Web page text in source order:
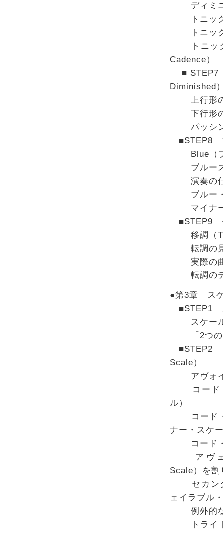
ディミニ
トニック
トニック
トニック
Cadence）
■STEP7
Diminished
上行形の
下行形の
パッシン
■STEP8
Blue（ブ
ブルー
演奏の仕
ブルー・
マイナー
■STEP9
移調（
転調の見
実際の曲
転調のテ
●第3章 ス
■STEP1
スケール
「2つのス
■STEP2
Scale）
アヴォイ
コード・
ル）
コード・
ナー・スケ
コード・
アヴェイ
Scale）を割
セカンダ
ェイラブル
例外的な
トライト